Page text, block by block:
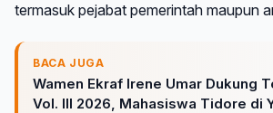
termasuk pejabat pemerintah maupun
BACA JUGA
Wamen Ekraf Irene Umar Dukung
Vol. III 2026, Mahasiswa Tidore di